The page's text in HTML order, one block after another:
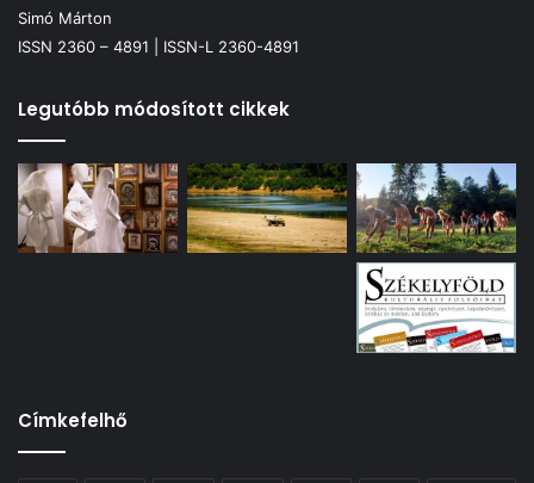
Simó Márton
ISSN 2360 – 4891 | ISSN-L 2360-4891
Legutóbb módosított cikkek
Címkefelhő